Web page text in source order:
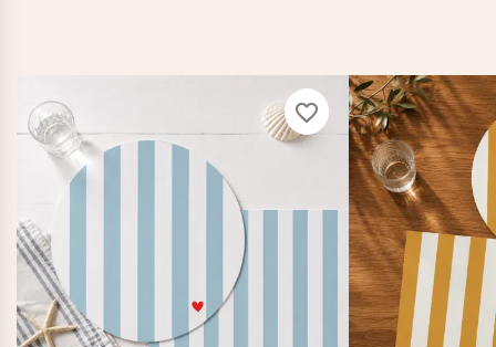
favorite_border